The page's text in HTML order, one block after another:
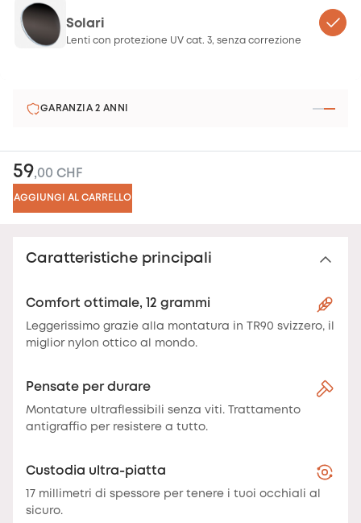
Caratteristiche principali
Comfort ottimale, 12 grammi
Leggerissimo grazie alla montatura in TR90 svizzero, il
miglior nylon ottico al mondo.
Pensate per durare
Montature ultraflessibili senza viti. Trattamento
antigraffio per resistere a tutto.
Custodia ultra-piatta
17 millimetri di spessore per tenere i tuoi occhiali al
sicuro.
Solari
Lenti con protezione UV cat. 3, senza correzione
GARANZIA 2 ANNI
59,00 CHF
AGGIUNGI AL CARRELLO